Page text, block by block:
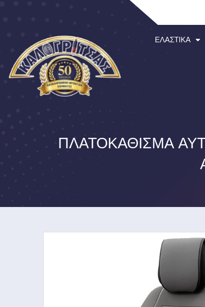
ΕΛΑΣΤΙΚΆ
ΠΛΑΤΟΚΆΘΙΣΜΑ